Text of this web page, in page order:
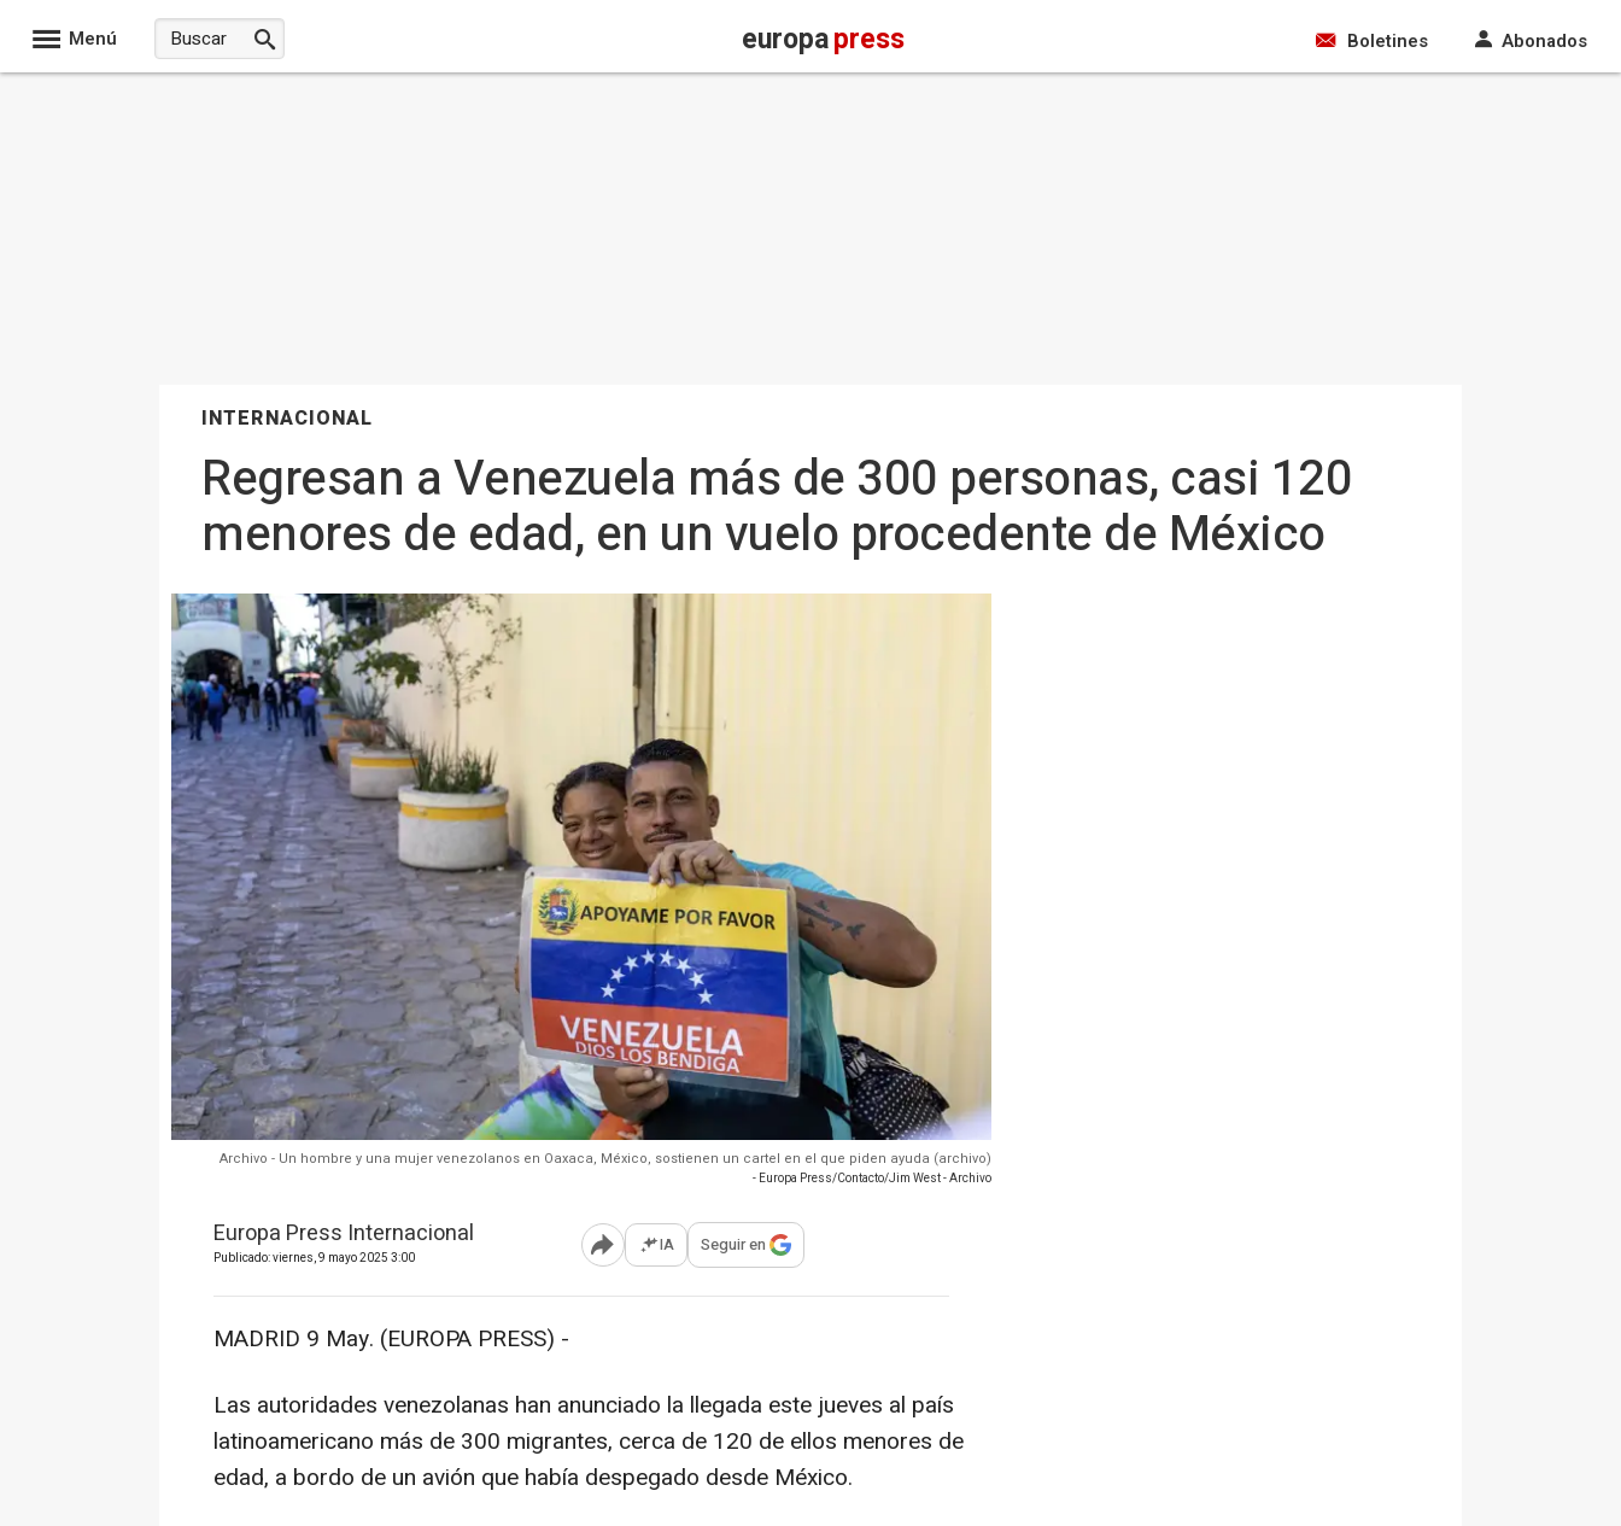
Menú europapress Boletines Abonados
INTERNACIONAL
Regresan a Venezuela más de 300 personas, casi 120
menores de edad, en un vuelo procedente de México
Archivo - Un hombre y una mujer venezolanos en Oaxaca, México, sostienen un cartel en el que piden ayuda (archivo)
- Europa Press/Contacto/Jim West - Archivo
Europa Press Internacional
Publicado: viernes, 9 mayo 2025 3:00 Abrir opciones para compartir
IA Seguir en
MADRID 9 May. (EUROPA PRESS) -
Las autoridades venezolanas han anunciado la llegada este jueves al país
latinoamericano más de 300 migrantes, cerca de 120 de ellos menores de
edad, a bordo de un avión que había despegado desde México.